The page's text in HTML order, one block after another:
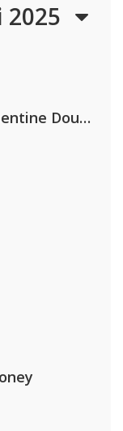
2025
Calvin Harris & Clementine Douglas